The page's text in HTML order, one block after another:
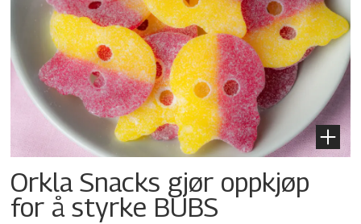
Orkla Snacks gjør oppkjøp
for å styrke BUBS